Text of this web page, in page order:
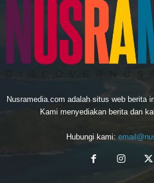
Nusramedia.com adalah situs web berita
Kami menyediakan berita dan
Hubungi kami: